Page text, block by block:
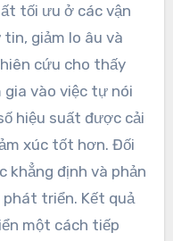
tối ưu ở các vận
giảm lo âu và
cứu cho thấy
gia vào việc tự nói
hiệu suất được cải
xúc tốt hơn. Đối
khẳng định và phản
triển. Kết quả
một cách tiếp